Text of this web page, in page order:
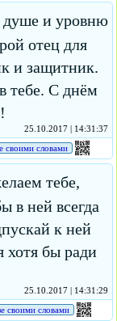
душе и уровню
отец для
и защитник.
тебе. С днём
25.10.2017 | 14:31:37
своими словами
тебе,
в ней всегда
к ней
хотя бы ради
25.10.2017 | 14:31:29
своими словами